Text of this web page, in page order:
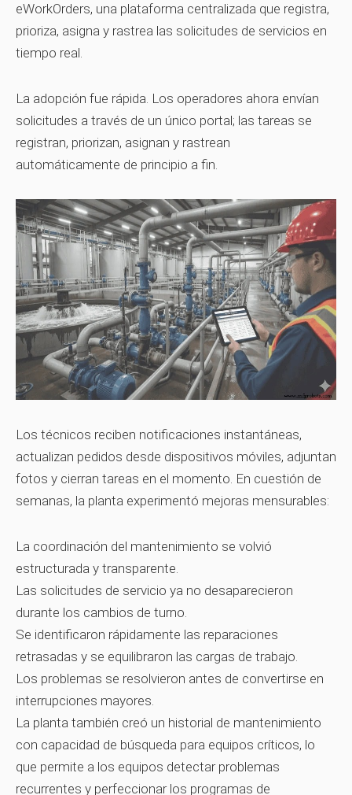
eWorkOrders, una plataforma centralizada que registra,
prioriza, asigna y rastrea las solicitudes de servicios en
tiempo real.
La adopción fue rápida. Los operadores ahora envían
solicitudes a través de un único portal; las tareas se
registran, priorizan, asignan y rastrean
automáticamente de principio a fin.
Los técnicos reciben notificaciones instantáneas,
actualizan pedidos desde dispositivos móviles, adjuntan
fotos y cierran tareas en el momento. En cuestión de
semanas, la planta experimentó mejoras mensurables:
La coordinación del mantenimiento se volvió
estructurada y transparente.
Las solicitudes de servicio ya no desaparecieron
durante los cambios de turno.
Se identificaron rápidamente las reparaciones
retrasadas y se equilibraron las cargas de trabajo.
Los problemas se resolvieron antes de convertirse en
interrupciones mayores.
La planta también creó un historial de mantenimiento
con capacidad de búsqueda para equipos críticos, lo
que permite a los equipos detectar problemas
recurrentes y perfeccionar los programas de